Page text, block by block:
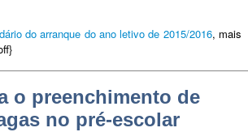
do arranque do ano letivo de 2015/2016, mais
o preenchimento de
no pré-escolar